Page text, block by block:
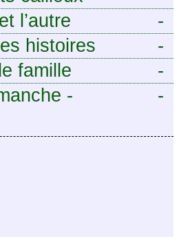
-
l’autre
-
histoires
-
famille
-
-
et